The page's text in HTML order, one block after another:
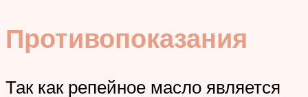
Противопоказания
Так как репейное масло является